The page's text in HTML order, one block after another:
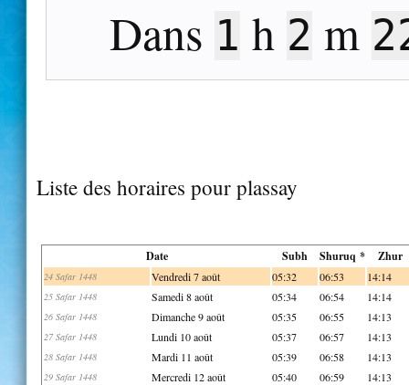
Dans 1 h 2 m
Liste des horaires pour plassay
Date Subh Shuruq * Zhur
24 Safar 1448 Vendredi 7 août 05:32 06:53 14:14
25 Safar 1448 Samedi 8 août 05:34 06:54 14:14
26 Safar 1448 Dimanche 9 août 05:35 06:55 14:13
27 Safar 1448 Lundi 10 août 05:37 06:57 14:13
28 Safar 1448 Mardi 11 août 05:39 06:58 14:13
29 Safar 1448 Mercredi 12 août 05:40 06:59 14:13